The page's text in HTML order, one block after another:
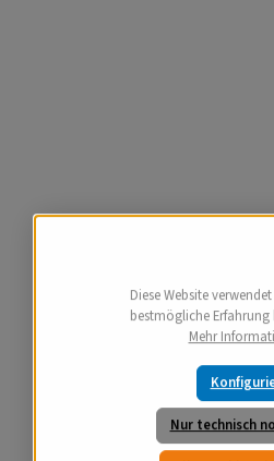
Diese Website
bestmögliche
Mehr
Nur technisch